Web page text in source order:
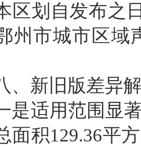
区划自发布之
州市城市区域
、新旧版差异
是适用范围显
面积129.36平